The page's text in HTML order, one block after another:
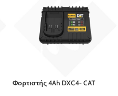
Φορτιστής 4Ah DXC4- CAT